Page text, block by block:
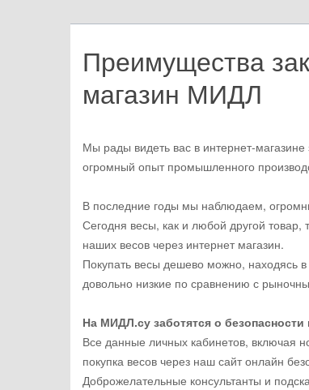
Преимущества
магазин МИДЛ
Мы рады видеть вас в интернет-
огромный опыт промышленного
В последние годы мы наблюдаем,
Сегодня весы, как и любой другой товар,
наших весов через интернет магазин.
Покупать весы дешево можно, находясь
довольно низкие по сравнению с
На МИДЛ.су заботятся о
Все данные личных кабинетов, включая
покупка весов через наш сайт онлайн
Доброжелательные консультанты и